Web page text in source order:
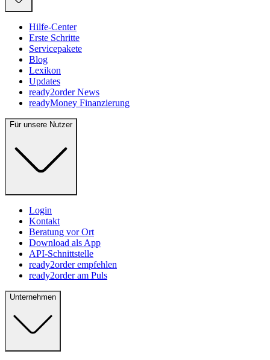
Hilfe-Center
Erste Schritte
Servicepakete
Blog
Lexikon
Updates
ready2order News
readyMoney Finanzierung
Für unsere Nutzer
Login
Kontakt
Beratung vor Ort
Download als App
API-Schnittstelle
ready2order empfehlen
ready2order am Puls
Unternehmen